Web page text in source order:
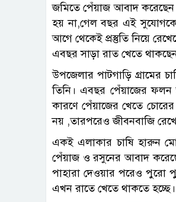
জমিতে পেঁয়াজ আবাদ
হয় না,গেল বছর এই সুযোগকে
আগে থেকেই প্রস্তুতি নিয়ে
এবছর সাড়া রাত খেতে
উপজেলার পাটগাড়ি গ্রামের
তিনি। এবছর পেঁয়াজের ফলন
কারণে পেঁয়াজের খেতে
নয় ,তারপরেও জীবনবাজি
একই এলাকার চাষি হারুন
পেঁয়াজ ও রসুনের আবাদ
পাহারা দেওয়ার পরেও পুরো
এখন রাতে খেতে থাকতে হচ্ছে।